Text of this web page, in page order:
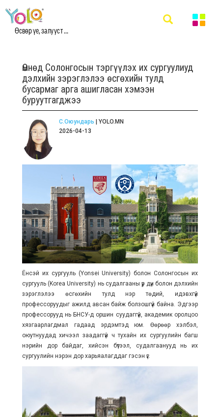
Өсвөр үе, залууст ...
Өмнөд Солонгосын тэргүүлэх их сургуулиуд
дэлхийн зэрэглэлээ өсгөхийн тулд
бусармаг арга ашигласан хэмээн
буруутгагджээ
С.Оюундарь | YOLO.MN
2026-04-13
Ёнсэй их сургууль (Yonsei University) болон Солонгосын их
сургууль (Korea University) нь судалгааны үр дүн болон дэлхийн
зэрэглэлээ өсгөхийн тулд нэр төдий, идэвхгүй
профессоруудыг ажилд авсан байж болзошгүй байна. Эдгээр
профессорууд нь БНСУ-д оршин суудаггүй, академик оролцоо
хязгаарлагдмал гадаад эрдэмтэд юм. Өөрөөр хэлбэл,
оюутнуудад хичээл заадаггүй ч тухайн их сургуулийн багш
нэрийн дор байдаг, хийсэн бүтээл, судалгаанууд нь их
сургуулийн нэрэн дор харьяалагддаг гэсэн үг.